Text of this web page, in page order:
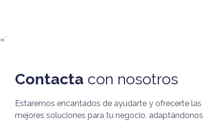
«`
Contacta con nosotros
Estaremos encantados de ayudarte y ofrecerte las
mejores soluciones para tu negocio, adaptándonos